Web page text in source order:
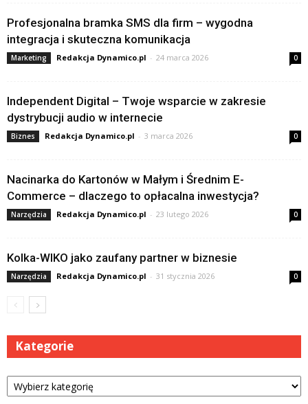
Profesjonalna bramka SMS dla firm – wygodna
integracja i skuteczna komunikacja
Marketing Redakcja Dynamico.pl - 24 marca 2026 0
Independent Digital – Twoje wsparcie w zakresie
dystrybucji audio w internecie
Biznes Redakcja Dynamico.pl - 3 marca 2026 0
Nacinarka do Kartonów w Małym i Średnim E-
Commerce – dlaczego to opłacalna inwestycja?
Narzędzia Redakcja Dynamico.pl - 23 lutego 2026 0
Kolka-WIKO jako zaufany partner w biznesie
Narzędzia Redakcja Dynamico.pl - 31 stycznia 2026 0
Kategorie
Kategorie